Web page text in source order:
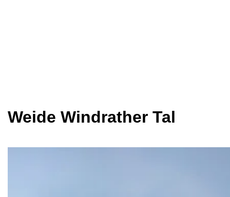
Weide Windrather Tal